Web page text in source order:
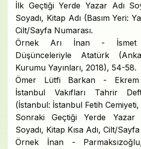
İlk Geçtiği Yerde Yazar Adı
Soyadı, Kitap Adı (Basım Yeri:
Cilt/Sayfa Numarası.
Örnek Arı İnan - İsmet
Düşünceleriyle Atatürk
Kurumu Yayınları, 2018), 54-58.
Ömer Lütfi Barkan - Ekrem
İstanbul Vakıfları Tahrir
(İstanbul: İstanbul Fetih
Sonraki Geçtiği Yerde Yazar
Soyadı, Kitap Kısa Adı, Cilt/
Örnek İnan -